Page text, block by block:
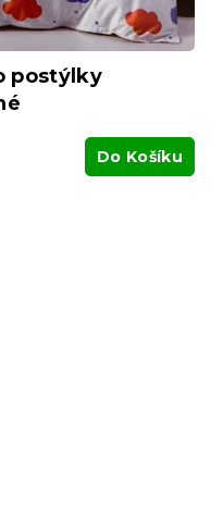
postýlky
Do Košíku